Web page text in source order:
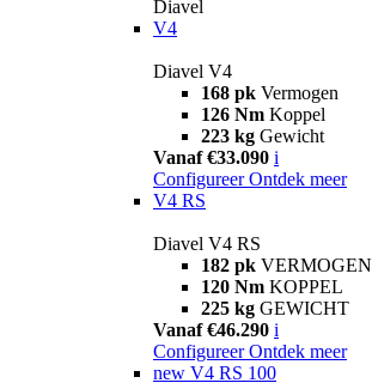
Diavel
V4
Diavel V4
168 pk Vermogen
126 Nm Koppel
223 kg Gewicht
Vanaf €33.090 i
Configureer Ontdek meer
V4 RS
Diavel V4 RS
182 pk VERMOGEN
120 Nm KOPPEL
225 kg GEWICHT
Vanaf €46.290 i
Configureer Ontdek meer
new V4 RS 100